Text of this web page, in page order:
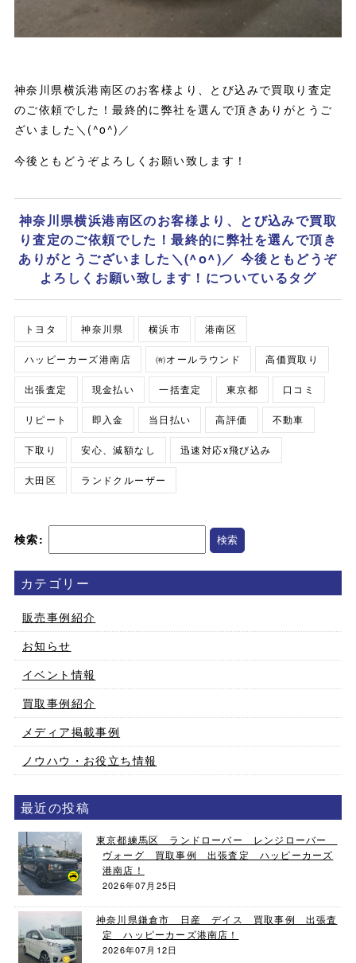
神奈川県横浜港南区のお客様より、とび込みで買取り査定
のご依頼でした！最終的に弊社を選んで頂きありがとうご
ざいました＼(^o^)／
今後ともどうぞよろしくお願い致します！
神奈川県横浜港南区のお客様より、とび込みで買取
り査定のご依頼でした！最終的に弊社を選んで頂き
ありがとうございました＼(^o^)／ 今後ともどうぞ
よろしくお願い致します！についているタグ
トヨタ 神奈川県 横浜市 港南区
ハッピーカーズ港南店 ㈲オールラウンド 高価買取り
出張査定 現金払い 一括査定 東京都 口コミ
リピート 即入金 当日払い 高評価 不動車
下取り 安心、減額なし 迅速対応x飛び込み
大田区 ランドクルーザー
検索:
カテゴリー
販売事例紹介
お知らせ
イベント情報
買取事例紹介
メディア掲載事例
ノウハウ・お役立ち情報
最近の投稿
東京都練馬区 ランドローバー レンジローバー
ヴォーグ 買取事例 出張査定 ハッピーカーズ
港南店！
2026年07月25日
神奈川県鎌倉市 日産 デイス 買取事例 出張査
定 ハッピーカーズ港南店！
2026年07月12日